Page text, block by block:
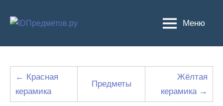
Меню
← Красная
керамика
Предметы
Жёлтая
керамика →